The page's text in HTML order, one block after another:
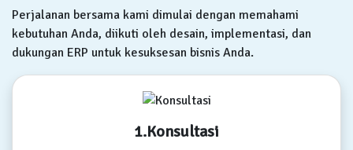
Perjalanan bersama kami dimulai dengan memahami
kebutuhan Anda, diikuti oleh desain, implementasi, dan
dukungan ERP untuk kesuksesan bisnis Anda.
1.Konsultasi